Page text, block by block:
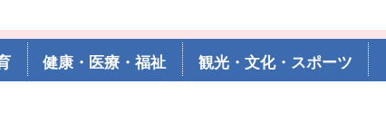
健康・医療・福祉 観光・文化・スポーツ